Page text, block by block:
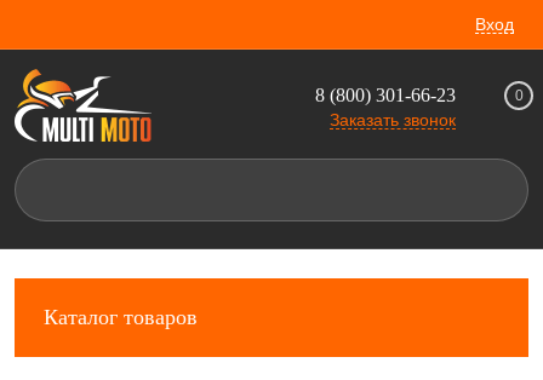
Вход
8 (800) 301-66-23
Заказать звонок
0
Каталог товаров